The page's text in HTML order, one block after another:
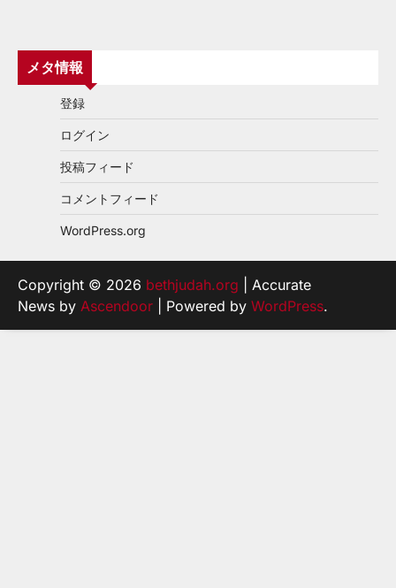
メタ情報
登録
ログイン
投稿フィード
コメントフィード
WordPress.org
Copyright © 2026 bethjudah.org | Accurate
News by Ascendoor | Powered by WordPress.